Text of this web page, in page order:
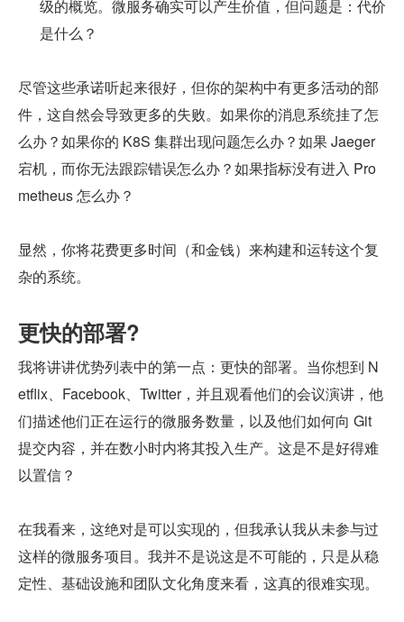
级的概览。微服务确实可以产生价值，但问题是：代价
是什么？
尽管这些承诺听起来很好，但你的架构中有更多活动的部
件，这自然会导致更多的失败。如果你的消息系统挂了怎
么办？如果你的 K8S 集群出现问题怎么办？如果 Jaeger
宕机，而你无法跟踪错误怎么办？如果指标没有进入 Pro
metheus 怎么办？
显然，你将花费更多时间（和金钱）来构建和运转这个复
杂的系统。
更快的部署?
我将讲讲优势列表中的第一点：更快的部署。当你想到 N
etflix、Facebook、Twitter，并且观看他们的会议演讲，他
们描述他们正在运行的微服务数量，以及他们如何向 Git
提交内容，并在数小时内将其投入生产。这是不是好得难
以置信？
在我看来，这绝对是可以实现的，但我承认我从未参与过
这样的微服务项目。我并不是说这是不可能的，只是从稳
定性、基础设施和团队文化角度来看，这真的很难实现。